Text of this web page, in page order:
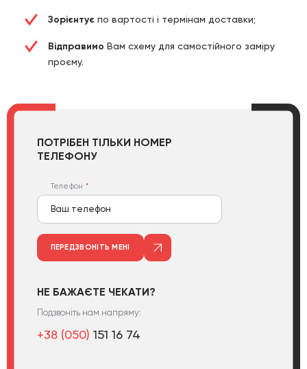
Зорієнтує по вартості і термінам доставки;
Відправимо Вам схему для самостійного заміру
проєму.
ПОТРІБЕН ТІЛЬКИ НОМЕР
ТЕЛЕФОНУ
Телефон
ПЕРЕДЗВОНІТЬ МЕНІ
НЕ БАЖАЄТЕ ЧЕКАТИ?
Подзвоніть нам напряму:
+38 (050) 151 16 74